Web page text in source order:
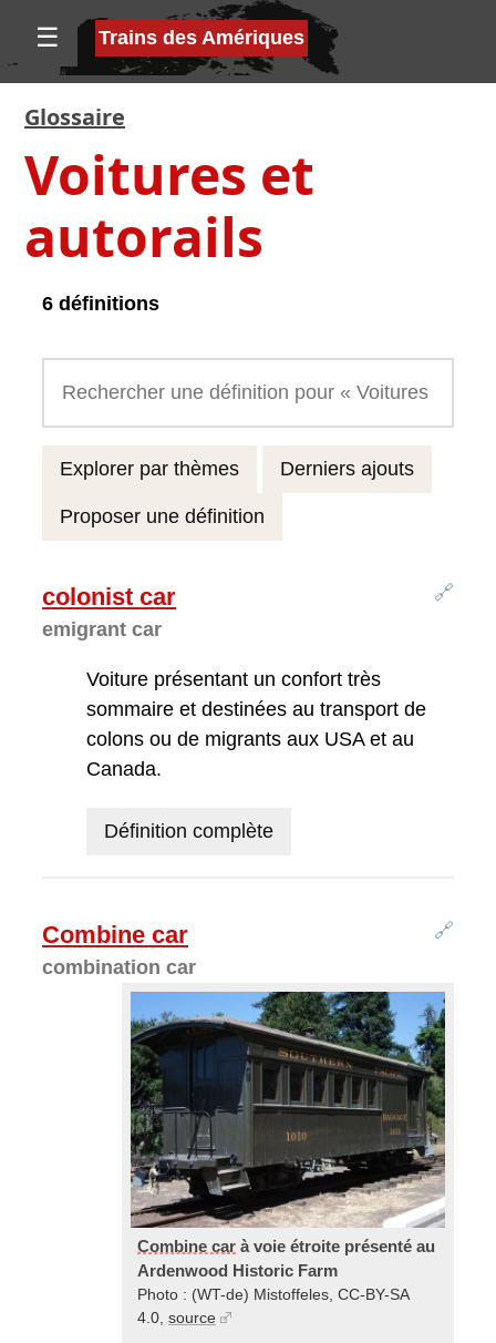
☰ Trains des Amériques
Glossaire
Voitures et
autorails
6 définitions
Explorer par thèmes Derniers ajouts
Proposer une définition
🔗
colonist car
emigrant car
Voiture présentant un confort très
sommaire et destinées au transport de
colons ou de migrants aux USA et au
Canada.
Définition complète
🔗
Combine car
combination car
Combine car à voie étroite présenté au
Ardenwood Historic Farm
Photo : (WT-de) Mistoffeles, CC-BY-SA
4.0, source